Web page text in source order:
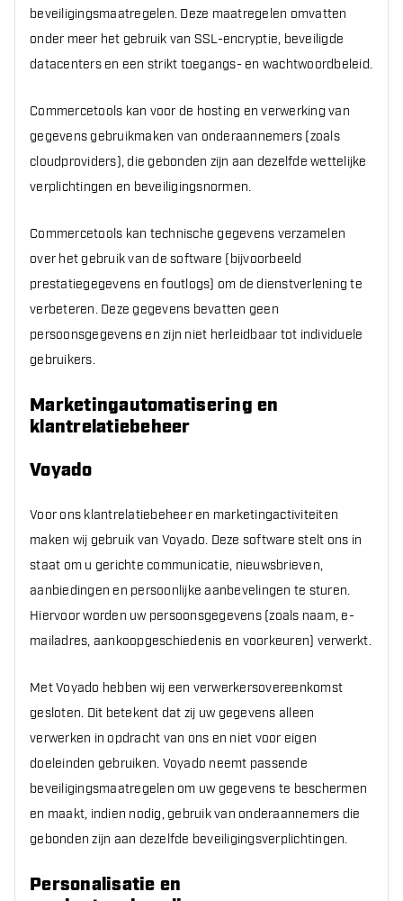
beveiligingsmaatregelen. Deze maatregelen omvatten
onder meer het gebruik van SSL-encryptie, beveiligde
datacenters en een strikt toegangs- en wachtwoordbeleid.
Commercetools kan voor de hosting en verwerking van
gegevens gebruikmaken van onderaannemers (zoals
cloudproviders), die gebonden zijn aan dezelfde wettelijke
verplichtingen en beveiligingsnormen.
Commercetools kan technische gegevens verzamelen
over het gebruik van de software (bijvoorbeeld
prestatiegegevens en foutlogs) om de dienstverlening te
verbeteren. Deze gegevens bevatten geen
persoonsgegevens en zijn niet herleidbaar tot individuele
gebruikers.
Marketingautomatisering en
klantrelatiebeheer
Voyado
Voor ons klantrelatiebeheer en marketingactiviteiten
maken wij gebruik van Voyado. Deze software stelt ons in
staat om u gerichte communicatie, nieuwsbrieven,
aanbiedingen en persoonlijke aanbevelingen te sturen.
Hiervoor worden uw persoonsgegevens (zoals naam, e-
mailadres, aankoopgeschiedenis en voorkeuren) verwerkt.
Met Voyado hebben wij een verwerkersovereenkomst
gesloten. Dit betekent dat zij uw gegevens alleen
verwerken in opdracht van ons en niet voor eigen
doeleinden gebruiken. Voyado neemt passende
beveiligingsmaatregelen om uw gegevens te beschermen
en maakt, indien nodig, gebruik van onderaannemers die
gebonden zijn aan dezelfde beveiligingsverplichtingen.
Personalisatie en